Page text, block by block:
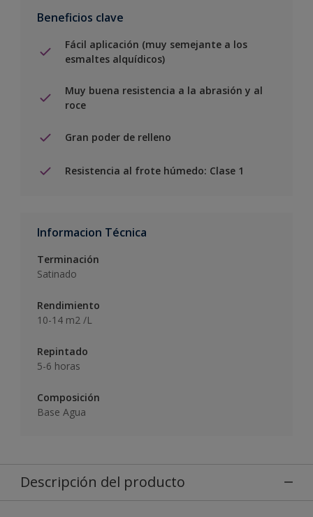
Beneficios clave
Fácil aplicación (muy semejante a los
esmaltes alquídicos)
Muy buena resistencia a la abrasión y al
roce
Gran poder de relleno
Resistencia al frote húmedo: Clase 1
Informacion Técnica
Terminación
Satinado
Rendimiento
10-14 m2 /L
Repintado
5-6 horas
Composición
Base Agua
Descripción del producto